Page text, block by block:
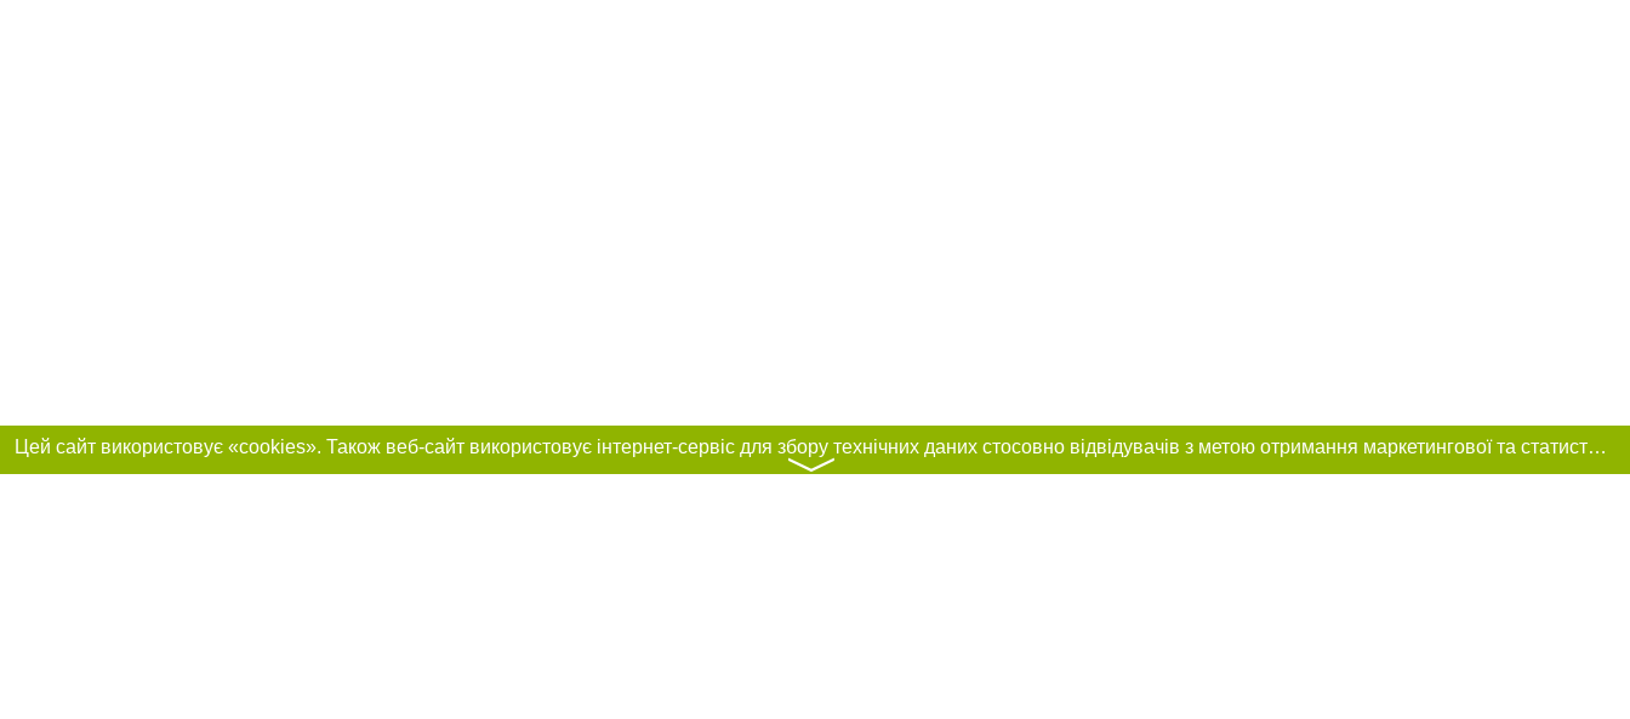
Цей сайт використовує «cookies». Також веб-сайт використовує інтернет-сервіс для збору технічних даних стосовно відвідувачів з метою отримання маркетингової та статистичної інформації. Умови обробки даних відвідувачів сайту див.
〉